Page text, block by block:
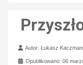
Szczegóły
Autor:Łukasz
Opublikowano: 06